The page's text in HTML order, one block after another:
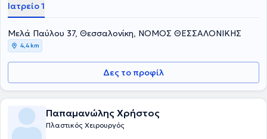
Ιατρείο 1
Μελά Παύλου 37, Θεσσαλονίκη, ΝΟΜΟΣ ΘΕΣΣΑΛΟΝΙΚΗΣ
4,4 km
Δες το προφίλ
Παπαμανώλης Χρήστος
Πλαστικός Χειρουργός